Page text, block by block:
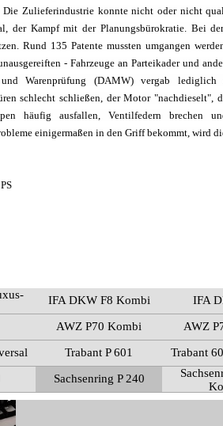
Die Zulieferindustrie konnte nicht oder nicht
der Kampf mit der Planungsbürokratie. Bei
Rund 135 Patente mussten umgangen
- Fahrzeuge an Parteikader und
Warenprüfung (DAMW) vergab lediglich
schlecht schließen, der Motor "nachdieselt",
häufig ausfallen, Ventilfedern brechen
einigermaßen in den Griff bekommt, wird
IFA DKW F8 Kombi IFA
AWZ P70 Kombi AWZ
Trabant P 601 Trabant
Sachsenring P 240